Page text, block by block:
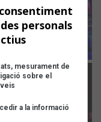
personals
mesurament de
sobre el
a la informació